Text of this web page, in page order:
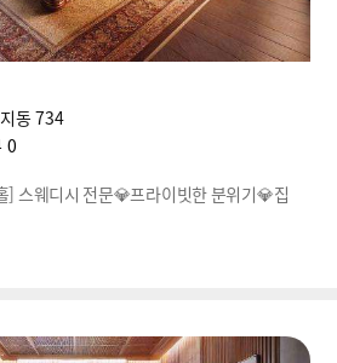
동 734
0
] 스웨디시 전문💎프라이빗한 분위기💎집